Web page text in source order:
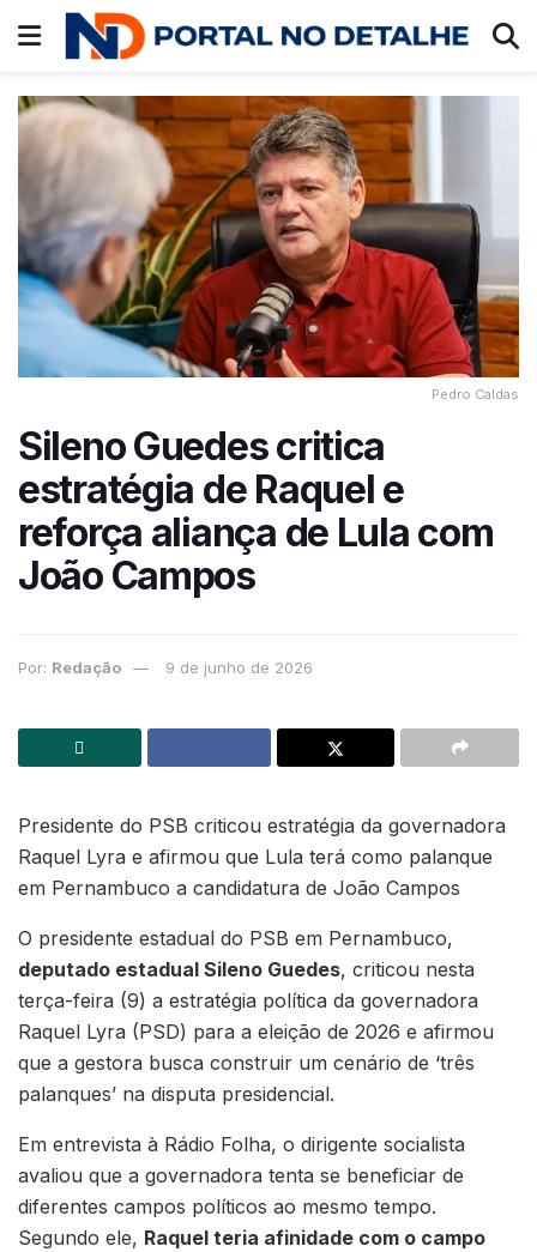
Pedro Caldas
Sileno Guedes critica
estratégia de Raquel e
reforça aliança de Lula com
João Campos
Por: Redação 9 de junho de 2026
Presidente do PSB criticou estratégia da governadora
Raquel Lyra e afirmou que Lula terá como palanque
em Pernambuco a candidatura de João Campos
O presidente estadual do PSB em Pernambuco,
deputado estadual Sileno Guedes, criticou nesta
terça-feira (9) a estratégia política da governadora
Raquel Lyra (PSD) para a eleição de 2026 e afirmou
que a gestora busca construir um cenário de ‘três
palanques’ na disputa presidencial.
Em entrevista à Rádio Folha, o dirigente socialista
avaliou que a governadora tenta se beneficiar de
diferentes campos políticos ao mesmo tempo.
Segundo ele, Raquel teria afinidade com o campo